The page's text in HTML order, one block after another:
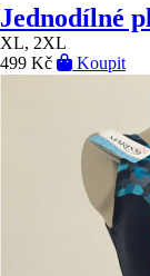
Jednodílné
XL, 2XL
499 Kč
Koupit